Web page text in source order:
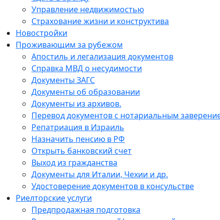
Управление недвижимостью
Страхование жизни и конструктива
Новостройки
Проживающим за рубежом
Апостиль и легализация документов
Справка МВД о несудимости
Документы ЗАГС
Документы об образовании
Документы из архивов.
Перевод документов с нотариальным
Репатриация в Израиль
Назначить пенсию в РФ
Открыть банковский счет
Выход из гражданства
Документы для Италии, Чехии и др.
Удостоверение документов в консульстве
Риелторские услуги
Предпродажная подготовка